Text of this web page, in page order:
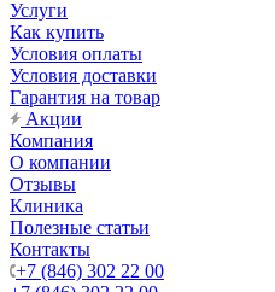
Услуги
Как купить
Условия оплаты
Условия доставки
Гарантия на товар
Акции
Компания
О компании
Отзывы
Клиника
Полезные статьи
Контакты
+7 (846) 302 22 00